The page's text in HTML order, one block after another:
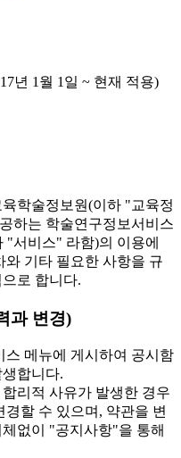
년 1월 1일 ~ 현재 적용)
학술정보원(이하 "교육정
하는 학술연구정보서비스
"서비스" 라함)의 이용에
와 기타 필요한 사항을 규
로 합니다.
과 변경)
메뉴에 게시하여 공시함
합니다.
리적 사유가 발생한 경우
경할 수 있으며, 약관을 변
없이 "공지사항"을 통해